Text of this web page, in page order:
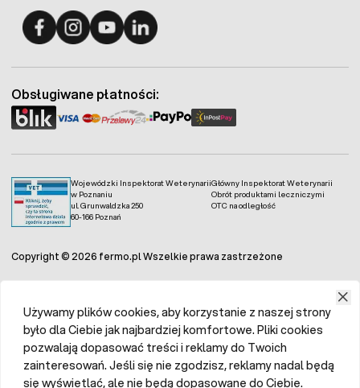
Wojewódzki Inspektorat Weterynarii
w Poznaniu
ul. Grunwaldzka 250
60-166 Poznań
Główny Inspektorat Weterynarii
Obrót produktami leczniczymi
OTC na odległość
Obsługiwane płatności:
Copyright © 2026 fermo.pl Wszelkie prawa zastrzeżone
Używamy plików cookies, aby korzystanie z naszej strony
było dla Ciebie jak najbardziej komfortowe. Pliki cookies
pozwalają dopasować treści i reklamy do Twoich
zainteresowań. Jeśli się nie zgodzisz, reklamy nadal będą
się wyświetlać, ale nie będą dopasowane do Ciebie.